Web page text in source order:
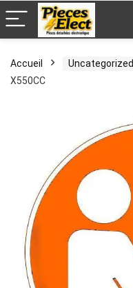
Accueil Uncategorized
X550CC